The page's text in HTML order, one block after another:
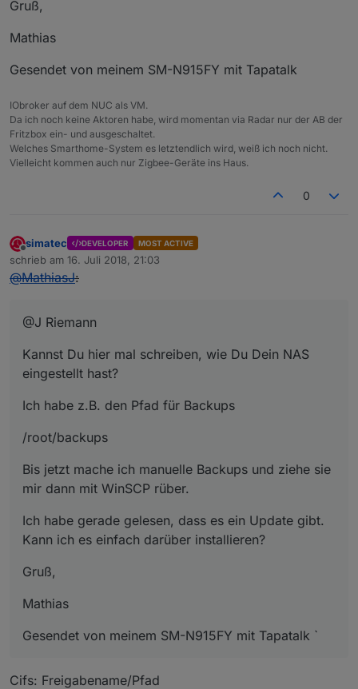
Gruß,
Mathias
Gesendet von meinem SM-N915FY mit Tapatalk
IObroker auf dem NUC als VM.
Da ich noch keine Aktoren habe, wird momentan via Radar nur der AB der
Fritzbox ein- und ausgeschaltet.
Welches Smarthome-System es letztendlich wird, weiß ich noch nicht.
Vielleicht kommen auch nur Zigbee-Geräte ins Haus.
0
Offline
simatec DEVELOPER MOST ACTIVE
schrieb am 16. Juli 2018, 21:03
zuletzt editiert von
@MathiasJ:
@J Riemann
Kannst Du hier mal schreiben, wie Du Dein NAS
eingestellt hast?
Ich habe z.B. den Pfad für Backups
/root/backups
Bis jetzt mache ich manuelle Backups und ziehe sie
mir dann mit WinSCP rüber.
Ich habe gerade gelesen, dass es ein Update gibt.
Kann ich es einfach darüber installieren?
Gruß,
Mathias
Gesendet von meinem SM-N915FY mit Tapatalk `
Cifs: Freigabename/Pfad